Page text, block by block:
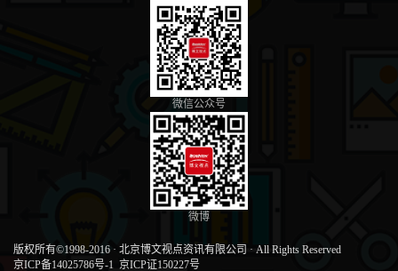
微信公众号
微博
版权所有©1998-2016 · 北京博文视点资讯有限公司 · All Rights Reserved
京ICP备14025786号-1 京ICP证150227号